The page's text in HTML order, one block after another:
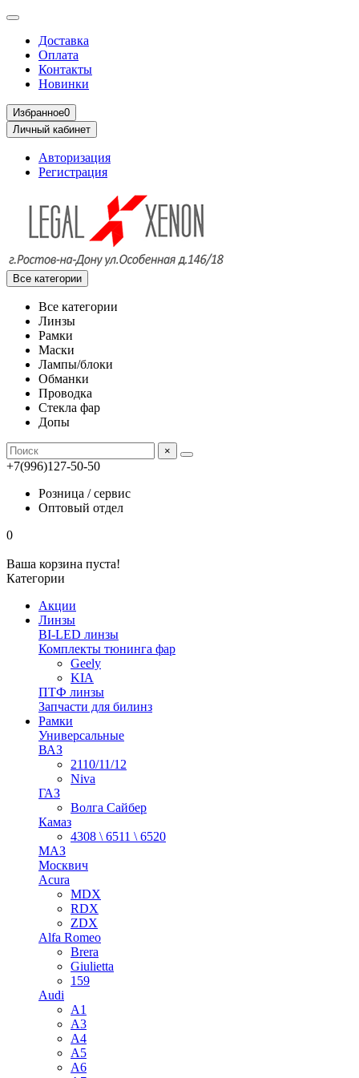
Доставка
Оплата
Контакты
Новинки
Избранное0
Личный кабинет
Авторизация
Регистрация
Все категории
Все категории
Линзы
Рамки
Маски
Лампы/блоки
Обманки
Проводка
Стекла фар
Допы
×
+7(996)127-50-50
Розница / сервис
Оптовый отдел
0
Ваша корзина пуста!
Категории
Акции
Линзы
BI-LED линзы
Комплекты тюнинга фар
Geely
KIA
ПТФ линзы
Запчасти для билинз
Рамки
Универсальные
ВАЗ
2110/11/12
Niva
ГАЗ
Волга Сайбер
Камаз
4308 \ 6511 \ 6520
МАЗ
Москвич
Acura
MDX
RDX
ZDX
Alfa Romeo
Brera
Giulietta
159
Audi
A1
A3
A4
A5
A6